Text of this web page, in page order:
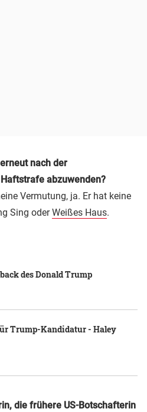
nach der
abzuwenden?
Vermutung, ja. Er hat keine
Sing oderWeißes Haus.
des Donald Trump
Trump-Kandidatur - Haley
die frühere US-Botschafterin